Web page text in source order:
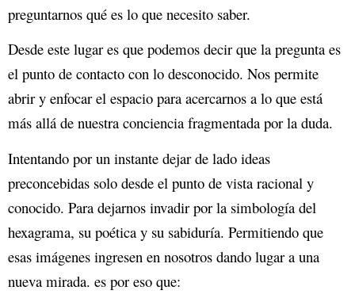
preguntarnos qué es lo que necesito saber.
Desde este lugar es que podemos decir que la pregunta es
el punto de contacto con lo desconocido. Nos permite
abrir y enfocar el espacio para acercarnos a lo que está
más allá de nuestra conciencia fragmentada por la duda.
Intentando por un instante dejar de lado ideas
preconcebidas solo desde el punto de vista racional y
conocido. Para dejarnos invadir por la simbología del
hexagrama, su poética y su sabiduría. Permitiendo que
esas imágenes ingresen en nosotros dando lugar a una
nueva mirada. es por eso que: